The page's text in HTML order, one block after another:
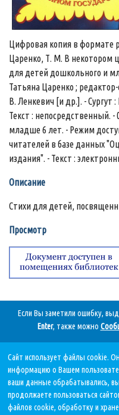
Цифровая копия в формате
Царенко, Т. М. В некотором
для детей дошкольного и
Татьяна Царенко ;
В. Ленкевич [и др.]. - Сургут
Текст : непосредственный.
младше 6 лет. - Режим
читателей в базе данных
издания". - Текст :
Описание
Стихи для детей,
Просмотр
Если Вы заметили ошибку,
Enter, также можно
Дата последнего обновления:
07.08.2026, в 11 59.
Сайт использует файлы cookie.
информацию о Вашем
ваши данные обрабатывались,
продолжаете пользоваться
файлов cookie, обработку и